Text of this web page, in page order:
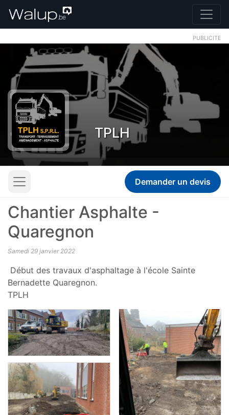
PUBLICITE
TPLH
Demander un devis
Chantier Asphalte -
Quaregnon
Samedi 29 janvier 2022
Début des travaux d'asphaltage à l'école Sainte
Bernadette Quaregnon.
TPLH